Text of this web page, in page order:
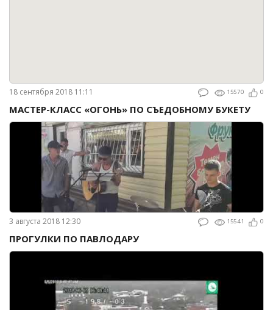
18 сентября 2018 11:11 15570 0
МАСТЕР-КЛАСС «ОГОНЬ» ПО СЪЕДОБНОМУ БУКЕТУ
3 августа 2018 12:30 15541 0
ПРОГУЛКИ ПО ПАВЛОДАРУ